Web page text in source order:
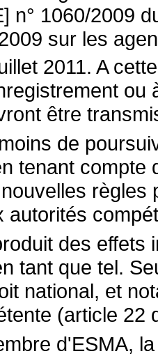
n° 1060/2009
sur les
2011. A
ou
être
de
tenant compte
autorités
des effets
tant que tel.
national, et
(article 22
d'ESMA,